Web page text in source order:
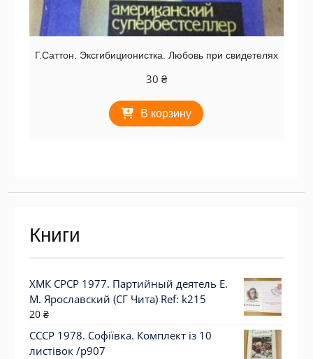
Г.Саттон. Эксгибиционистка. Любовь при свидетелях
30 ₴
В корзину
Книги
ХМК СРСР 1977. Партийный деятель Е.
М. Ярославский (СГ Чита) Ref: k215
20 ₴
СССР 1978. Софіївка. Комплект із 10
листівок /р907